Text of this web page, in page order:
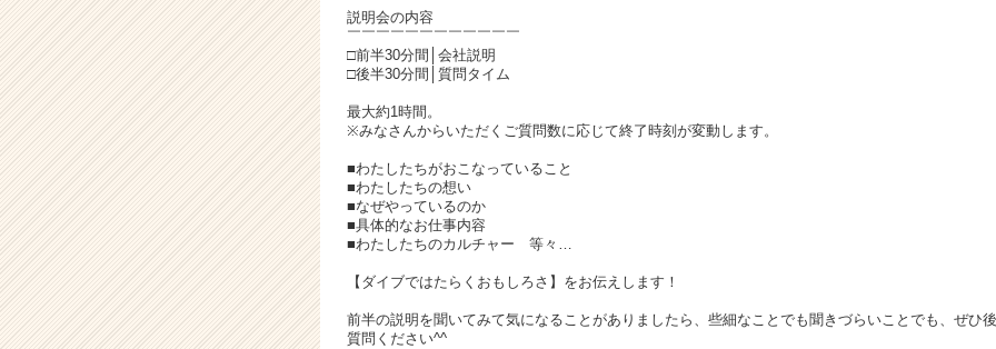
説明会の内容
￣￣￣￣￣￣￣￣￣￣￣￣
□前半30分間│会社説明
□後半30分間│質問タイム
最大約1時間。
※みなさんからいただくご質問数に応じて終了時刻が変動します。
■わたしたちがおこなっていること
■わたしたちの想い
■なぜやっているのか
■具体的なお仕事内容
■わたしたちのカルチャー 等々…
【ダイブではたらくおもしろさ】をお伝えします！
前半の説明を聞いてみて気になることがありましたら、些細なことでも聞きづらいことでも、ぜひ
質問ください^^